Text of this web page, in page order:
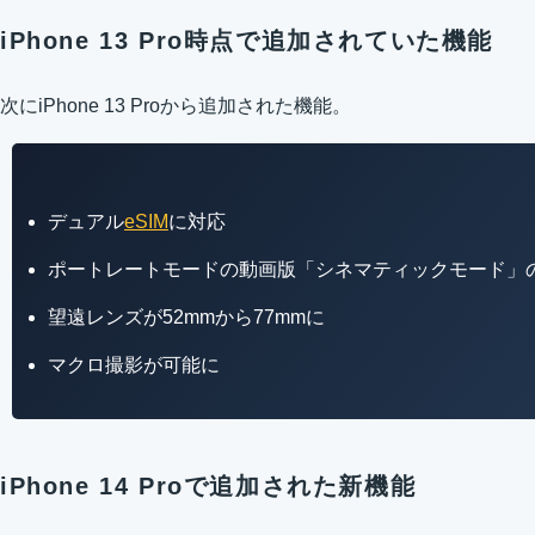
iPhone 13 Pro時点で追加されていた機能
次にiPhone 13 Proから追加された機能。
デュアルeSIMに対応
ポートレートモードの動画版「シネマティックモード」
望遠レンズが52mmから77mmに
マクロ撮影が可能に
iPhone 14 Proで追加された新機能